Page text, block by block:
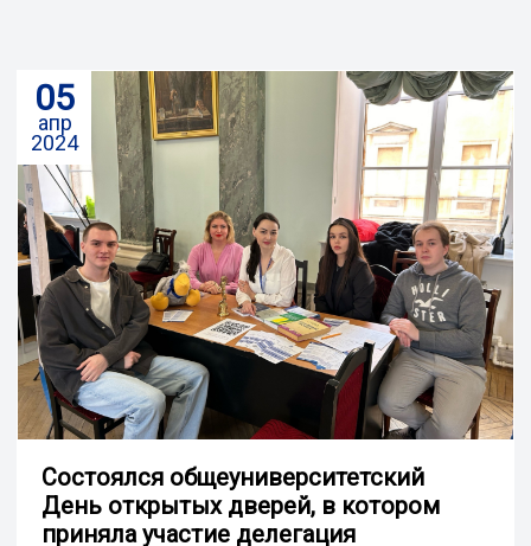
05
апр
2024
Состоялся общеуниверситетский
День открытых дверей, в котором
приняла участие делегация